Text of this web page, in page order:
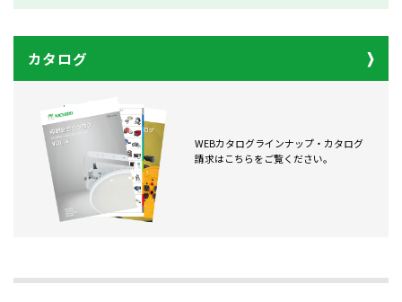
カタログ
WEBカタログラインナップ・カタログ
請求はこちらをご覧ください。